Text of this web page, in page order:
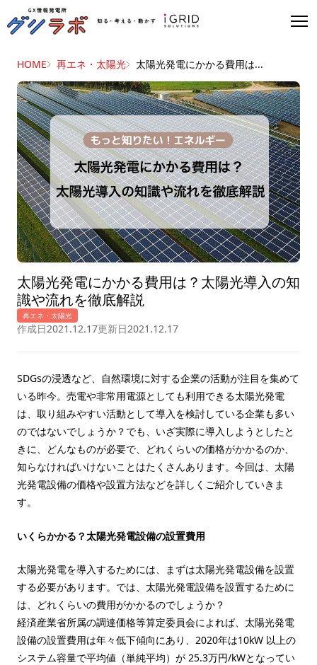
HOME 再エネ・太陽光 太陽光発電にかかる費用は...
再エネ・太陽光
作成日2021.12.17更新日2021.12.17
太陽光発電にかかる費用は？太陽光導入の知
識や流れを徹底解説
SDGsの浸透など、自然環境に対する企業の活動が注目を集めて
いる昨今。売電や非常用電源としても利用できる太陽光発電
は、取り組みやすい活動として導入を検討している企業も多い
のではないでしょうか？でも、いざ実際に導入しようとしたと
きに、どんなものが必要で、どれくらいの価格がかかるのか、
知らなければいけないことはたくさんあります。今回は、太陽
光発電設備の価格や設置方法などを詳しくご紹介していきま
す。
いくらかかる？太陽光発電設備の設置費用
太陽光発電を導入するためには、まずは太陽光発電設備を設置
する必要があります。では、太陽光発電設備を設置するために
は、どれくらいの費用がかかるのでしょうか？
経済産業省所属の調達価格等算定委員会によれば、太陽光発電
設備の設置費用は年々低下傾向にあり、2020年は10kW 以上の
システム容量で平均値（単純平均）が 25.3万円/kWとなってい